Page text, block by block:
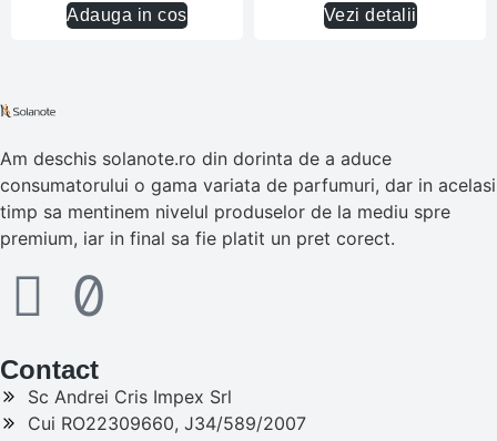
Adauga in cos Vezi detalii
Am deschis solanote.ro din dorinta de a aduce
consumatorului o gama variata de parfumuri, dar in acelasi
timp sa mentinem nivelul produselor de la mediu spre
premium, iar in final sa fie platit un pret corect.
Contact
Sc Andrei Cris Impex Srl
Cui RO22309660, J34/589/2007